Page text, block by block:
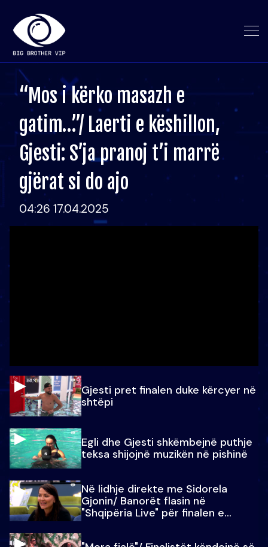
“Mos i kërko masazh e
gatim…”/ Laerti e këshillon,
Gjesti: S’ja pranoj t’i marrë
gjërat si do ajo
04:26 17.04.2025
Gjesti pret finalen duke kërcyer në
shtëpi
Egli dhe Gjesti shkëmbejnë puthje
teksa shijojnë muzikën në pishinë
Në lidhje direkte me Sidorela
Gjonin/ Banorët flasin në
"Shqipëria Live" për finalen e